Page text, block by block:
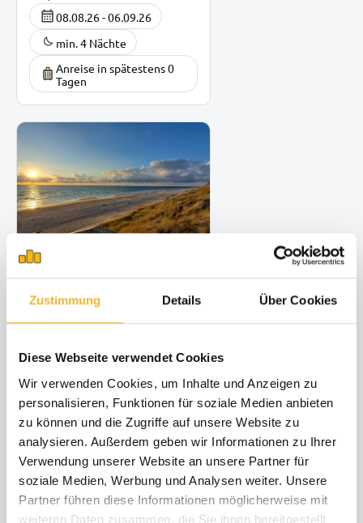
Zustimmung Details Über Cookies
Diese Webseite verwendet Cookies
Wir verwenden Cookies, um Inhalte und Anzeigen zu
personalisieren, Funktionen für soziale Medien anbieten
zu können und die Zugriffe auf unsere Website zu
analysieren. Außerdem geben wir Informationen zu Ihrer
Verwendung unserer Website an unsere Partner für
soziale Medien, Werbung und Analysen weiter. Unsere
Partner führen diese Informationen möglicherweise mit
weiteren Daten zusammen, die Sie ihnen bereitgestellt
08.08.26 - 06.09.26
min. 4 Nächte
Anreise in spätestens 0
Tagen
04.11.28 - 23.12.28
min. 14 Nächte
7 Tage bleiben, 6 bezahlen